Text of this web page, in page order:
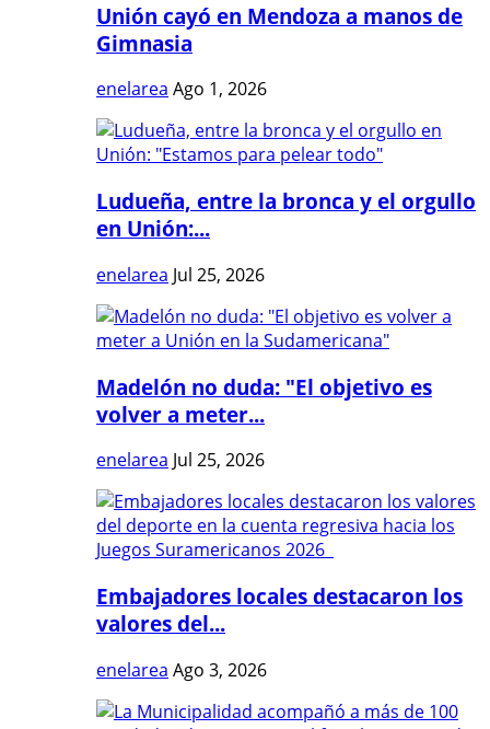
Unión cayó en Mendoza a manos de
Gimnasia
enelarea Ago 1, 2026
Ludueña, entre la bronca y el orgullo
en Unión:...
enelarea Jul 25, 2026
Madelón no duda: "El objetivo es
volver a meter...
enelarea Jul 25, 2026
Embajadores locales destacaron los
valores del...
enelarea Ago 3, 2026